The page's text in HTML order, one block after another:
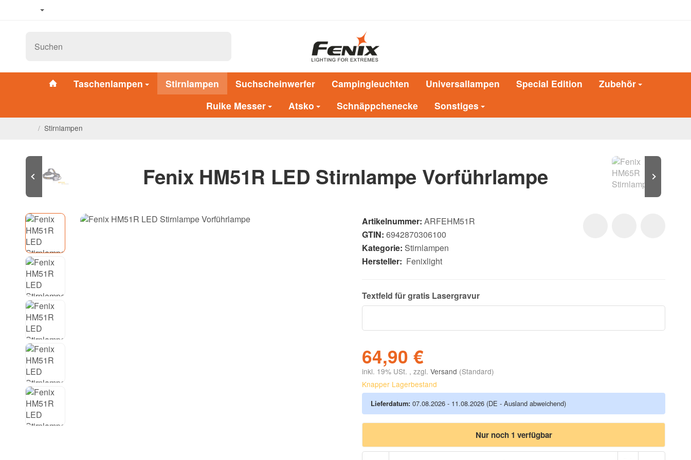
Taschenlampen Stirnlampen Suchscheinwerfer Campingleuchten Universallampen Special Edition
Zubehör
Ruike Messer
Atsko Schnäppchenecke Sonstiges
/ Stirnlampen
Fenix HM51R LED Stirnlampe Vorführlampe
Artikelnummer: ARFEHM51R
GTIN: 6942870306100
Kategorie: Stirnlampen
Hersteller: Fenixlight
Textfeld für gratis Lasergravur
64,90 €
inkl. 19% USt. , zzgl. Versand (Standard)
Knapper Lagerbestand
Lieferdatum: 07.08.2026 - 11.08.2026 (DE - Ausland abweichend)
Nur noch 1 verfügbar